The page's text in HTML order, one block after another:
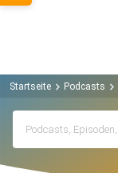
Startseite Podcasts